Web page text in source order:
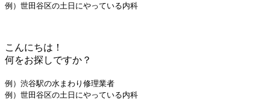
例）世田谷区の土日にやっている内科
こんにちは！
何をお探しですか？
例）渋谷駅の水まわり修理業者
例）世田谷区の土日にやっている内科